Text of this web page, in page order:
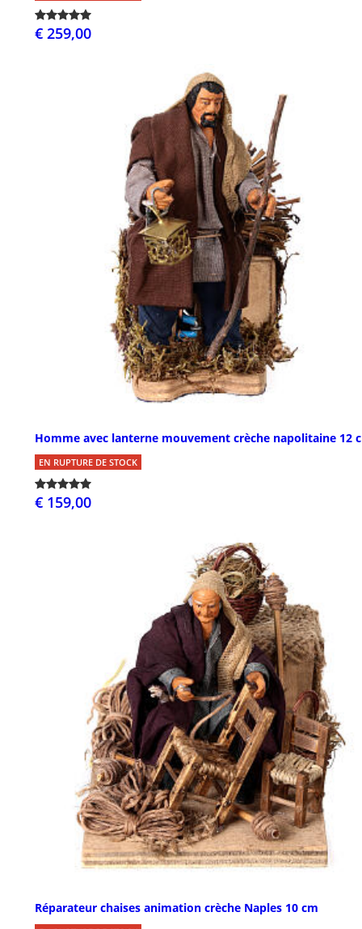
€ 259,00
Homme avec lanterne mouvement crèche napolitaine 12
EN RUPTURE DE STOCK
€ 159,00
Réparateur chaises animation crèche Naples 10 cm